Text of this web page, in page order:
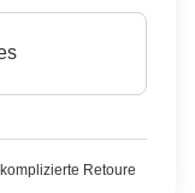
Retoure